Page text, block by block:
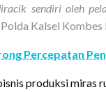
sendiri oleh
Kalsel
Percepatan
produksi miras